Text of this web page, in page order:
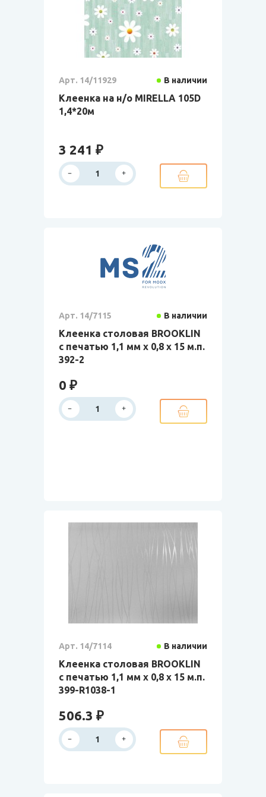
Арт. 14/11929 В наличии
Клеенка на н/о MIRELLA 105D
1,4*20м
3 241 ₽
Арт. 14/7115 В наличии
Клеенка столовая BROOKLIN
с печатью 1,1 мм х 0,8 х 15 м.п.
392-2
0 ₽
Арт. 14/7114 В наличии
Клеенка столовая BROOKLIN
с печатью 1,1 мм х 0,8 х 15 м.п.
399-R1038-1
506.3 ₽